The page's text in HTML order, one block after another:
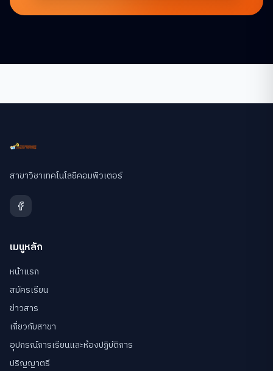
สาขาวิชาเทคโนโลยีคอมพิวเตอร์
เมนูหลัก
หน้าแรก
สมัครเรียน
ข่าวสาร
เกี่ยวกับสาขา
อุปกรณ์การเรียนและห้องปฏิบัติการ
ปริญญาตรี